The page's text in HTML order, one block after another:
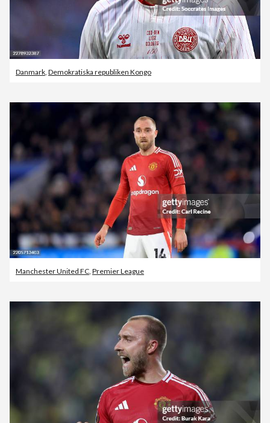
Danmark, Demokratiska republiken Kongo
Manchester United FC, Premier League